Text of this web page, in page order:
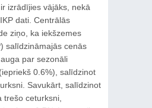
izrādījies vājāks, nekā
dati. Centrālās
ziņo, ka iekšzemes
salīdzināmajās cenās
par sezonāli
0.6%), salīdzinot
Savukārt, salīdzinot
trešo ceturksni,